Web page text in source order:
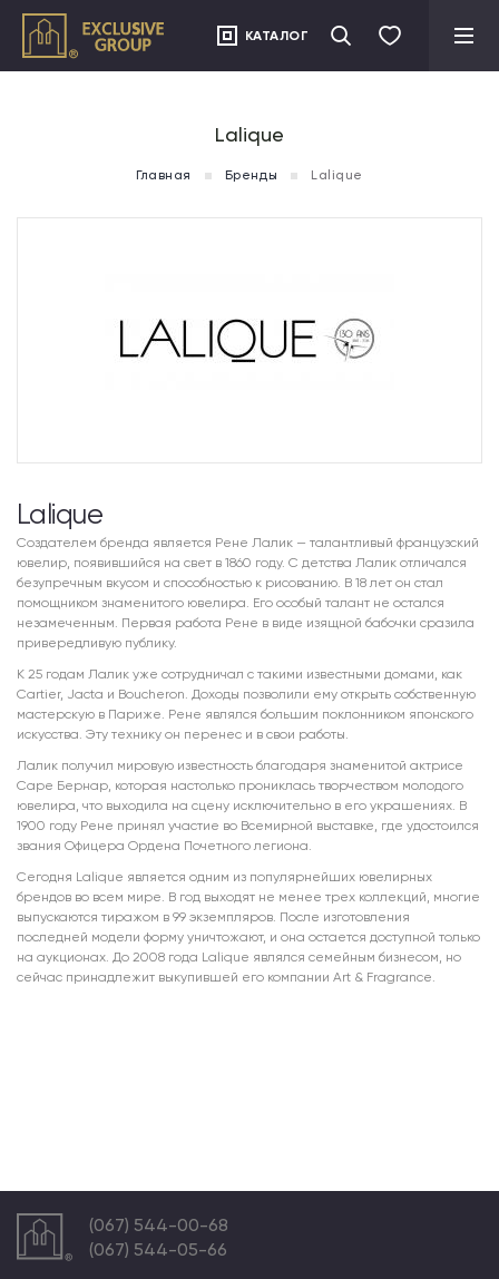
КАТАЛОГ
Lalique
Главная Бренды Lalique
Lalique
Создателем бренда является Рене Лалик — талантливый французский
ювелир, появившийся на свет в 1860 году. С детства Лалик отличался
безупречным вкусом и способностью к рисованию. В 18 лет он стал
помощником знаменитого ювелира. Его особый талант не остался
незамеченным. Первая работа Рене в виде изящной бабочки сразила
привередливую публику.
К 25 годам Лалик уже сотрудничал с такими известными домами, как
Cartier, Jacta и Boucheron. Доходы позволили ему открыть собственную
мастерскую в Париже. Рене являлся большим поклонником японского
искусства. Эту технику он перенес и в свои работы.
Лалик получил мировую известность благодаря знаменитой актрисе
Саре Бернар, которая настолько прониклась творчеством молодого
ювелира, что выходила на сцену исключительно в его украшениях. В
1900 году Рене принял участие во Всемирной выставке, где удостоился
звания Офицера Ордена Почетного легиона.
Сегодня Lalique является одним из популярнейших ювелирных
брендов во всем мире. В год выходят не менее трех коллекций, многие
выпускаются тиражом в 99 экземпляров. После изготовления
последней модели форму уничтожают, и она остается доступной только
на аукционах. До 2008 года Lalique являлся семейным бизнесом, но
сейчас принадлежит выкупившей его компании Art & Fragrance.
(067) 544-00-68
(067) 544-05-66